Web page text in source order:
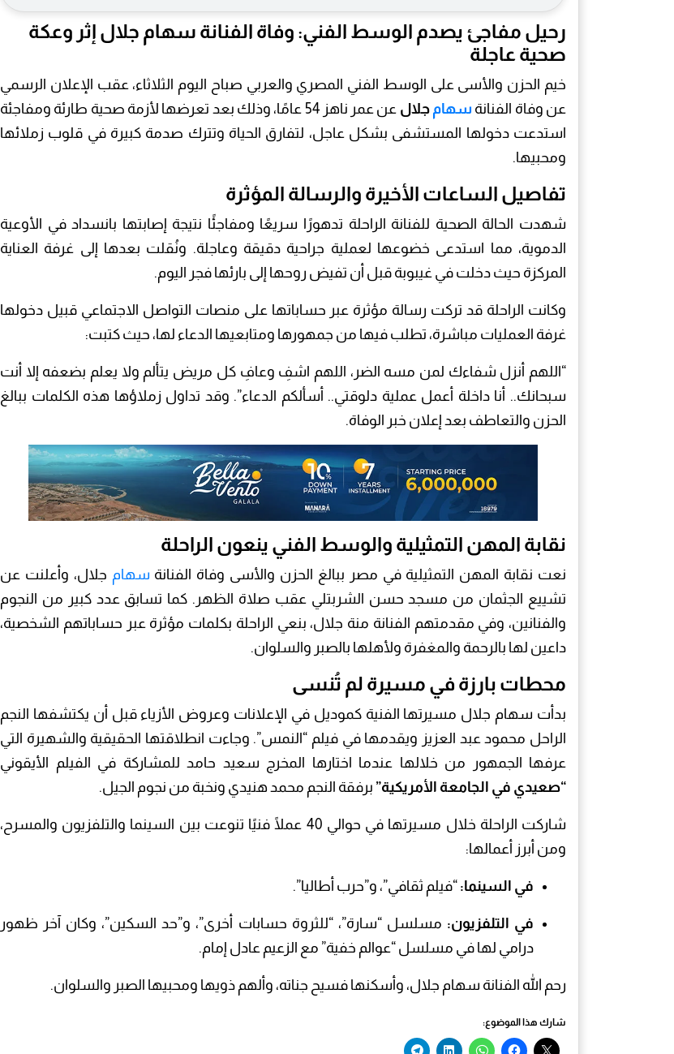
رحيل مفاجئ يصدم الوسط الفني: وفاة الفنانة سهام جلال إثر وعكة
صحية عاجلة
خيم الحزن والأسى على الوسط الفني المصري والعربي صباح اليوم الثلاثاء، عقب الإعلان الرسمي
عن وفاة الفنانة سهام جلال
عن عمر ناهز 54 عامًا، وذلك بعد تعرضها لأزمة صحية طارئة ومفاجئة
استدعت دخولها المستشفى بشكل عاجل، لتفارق الحياة وتترك صدمة كبيرة في قلوب زملائها
ومحبيها.
تفاصيل الساعات الأخيرة والرسالة المؤثرة
شهدت الحالة الصحية للفنانة الراحلة تدهورًا سريعًا ومفاجئًا نتيجة إصابتها بانسداد في الأوعية
الدموية، مما استدعى خضوعها لعملية جراحية دقيقة وعاجلة. ونُقلت بعدها إلى غرفة العناية
المركزة حيث دخلت في غيبوبة قبل أن تفيض روحها إلى بارئها فجر اليوم.
وكانت الراحلة قد تركت رسالة مؤثرة عبر حساباتها على منصات التواصل الاجتماعي قبيل دخولها
غرفة العمليات مباشرة، تطلب فيها من جمهورها ومتابعيها الدعاء لها، حيث كتبت:
“اللهم أنزل شفاءك لمن مسه الضر، اللهم اشفِ وعافِ كل مريض يتألم ولا يعلم بضعفه إلا أنت
سبحانك.. أنا داخلة أعمل عملية دلوقتي.. أسألكم الدعاء”. وقد تداول زملاؤها هذه الكلمات ببالغ
الحزن والتعاطف بعد إعلان خبر الوفاة.
نقابة المهن التمثيلية والوسط الفني ينعون الراحلة
نعت نقابة المهن التمثيلية في مصر ببالغ الحزن والأسى وفاة الفنانة سهام جلال، وأعلنت عن
تشييع الجثمان من مسجد حسن الشربتلي عقب صلاة الظهر. كما تسابق عدد كبير من النجوم
والفنانين، وفي مقدمتهم الفنانة منة جلال، بنعي الراحلة بكلمات مؤثرة عبر حساباتهم الشخصية،
داعين لها بالرحمة والمغفرة ولأهلها بالصبر والسلوان.
محطات بارزة في مسيرة لم تُنسى
بدأت سهام جلال مسيرتها الفنية كموديل في الإعلانات وعروض الأزياء قبل أن يكتشفها النجم
الراحل محمود عبد العزيز ويقدمها في فيلم “النمس”. وجاءت انطلاقتها الحقيقية والشهيرة التي
عرفها الجمهور من خلالها عندما اختارها المخرج سعيد حامد للمشاركة في الفيلم الأيقوني
“صعيدي في الجامعة الأمريكية” برفقة النجم محمد هنيدي ونخبة من نجوم الجيل.
شاركت الراحلة خلال مسيرتها في حوالي 40 عملًا فنيًا تنوعت بين السينما والتلفزيون والمسرح،
ومن أبرز أعمالها:
في السينما: “فيلم ثقافي”، و”حرب أطاليا”.
في التلفزيون: مسلسل “سارة”، “للثروة حسابات أخرى”، و”حد السكين”، وكان آخر ظهور
درامي لها في مسلسل “عوالم خفية” مع الزعيم عادل إمام.
رحم الله الفنانة سهام جلال، وأسكنها فسيح جناته، وألهم ذويها ومحبيها الصبر والسلوان.
شارك هذا الموضوع: